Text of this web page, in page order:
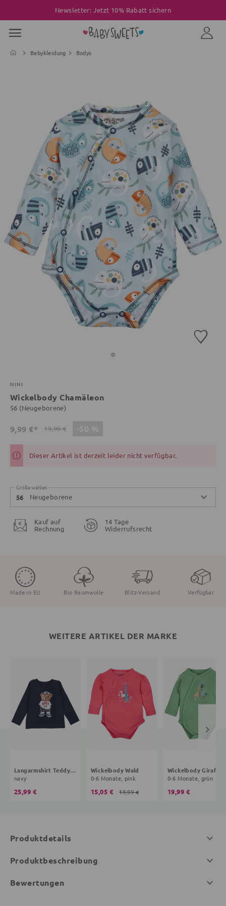
Newsletter: Jetzt 10% Rabatt sichern
Babykleidung Bodys
NINI
Wickelbody Chamäleon
56 (Neugeborene)
9,99 €* 19,99 €
Dieser Artikel ist derzeit leider nicht verfügbar.
Größe wählen
56 Neugeborene
Kauf auf
Rechnung
14 Tage
Widerrufsrecht
Made in EU Bio Baumwolle Blitz-Versand Verfügbar
WEITERE ARTIKEL DER MARKE
Langarmshirt Teddybär
navy
25,99 €
Wickelbody Wald
0-6 Monate, pink
15,05 € 19,99 €
Wickelbody Giraffe
0-6 Monate, grün
19,99 €
Produktdetails
Produktbeschreibung
Bewertungen